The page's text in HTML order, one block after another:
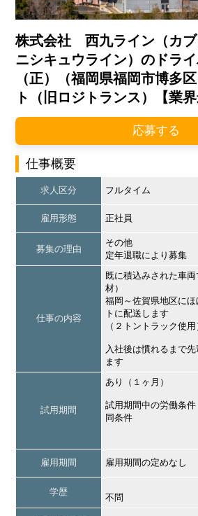
株式会社 西九ライン（カ
ニシキュウライン）のドライ
（正）（福岡県福岡市博多
ト（旧ロジトランス）【業界
応募する
仕事概要
求人区分 フルタイム
雇用形態 正社員
募集の理由
その他
定年退職により募集
仕事の内容
既に積込みされた車
材）
福岡～佐賀県地区に
トに配送します
（２トントラック使用
入社後は慣れるまで
ます
試用期間
あり（１ヶ月）
試用期間中の労働条件
同条件
雇用期間 雇用期間の定めなし
学歴
不問